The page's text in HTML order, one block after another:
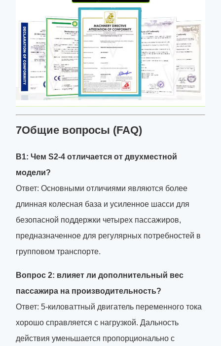
7Общие вопросы (FAQ)
В1: Чем S2-4 отличается от двухместной
модели?
Ответ: Основными отличиями являются более
длинная колесная база и усиленное шасси для
безопасной поддержки четырех пассажиров,
предназначенное для регулярных потребностей в
групповом транспорте.
Вопрос 2: влияет ли дополнительный вес
пассажира на производительность?
Ответ: 5-киловаттный двигатель переменного тока
хорошо справляется с нагрузкой. Дальность
действия уменьшается пропорционально с